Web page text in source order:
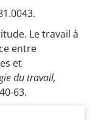
Le travail à
entre
et
du travail,
63.